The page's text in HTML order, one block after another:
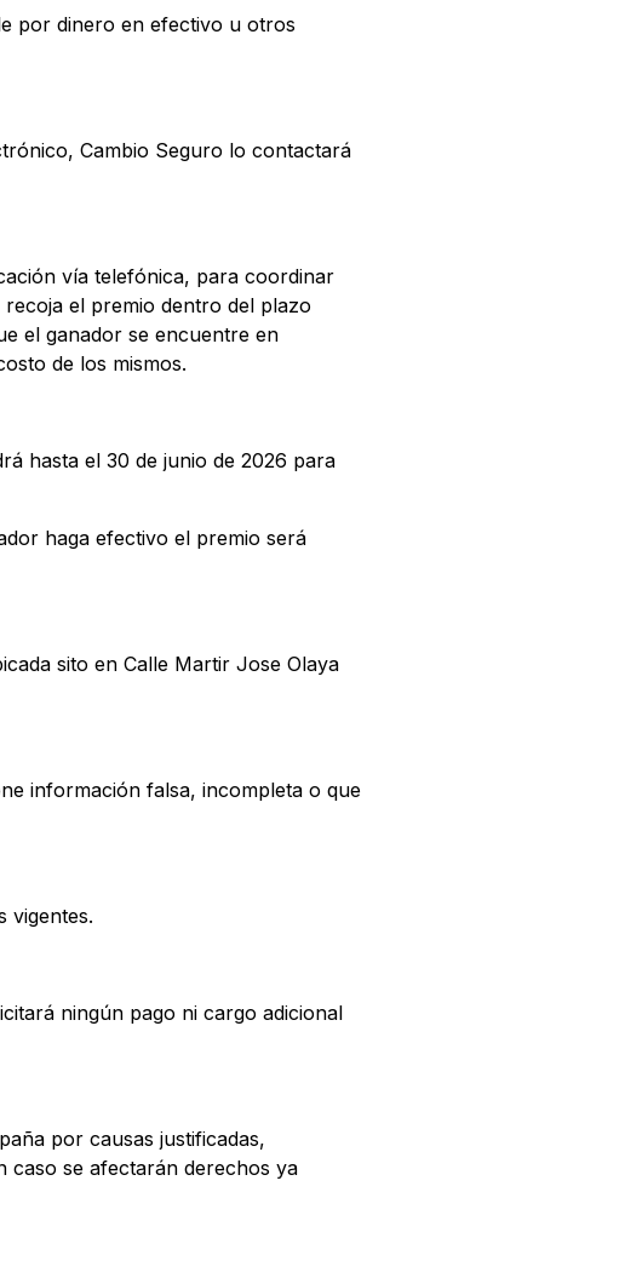
por dinero en efectivo u otros
Cambio Seguro lo contactará
vía telefónica, para coordinar
el premio dentro del plazo
el ganador se encuentre en
de los mismos.
hasta el 30 de junio de 2026 para
haga efectivo el premio será
sito en Calle Martir Jose Olaya
información falsa, incompleta o que
vigentes.
ningún pago ni cargo adicional
por causas justificadas,
caso se afectarán derechos ya